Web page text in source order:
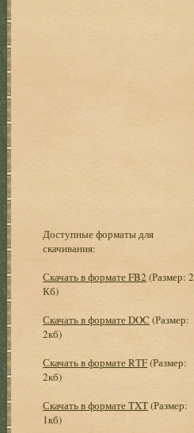
Доступные форматы для
скачивания:
Скачать в формате FB2 (Размер: 2
Кб)
Скачать в формате DOC (Размер:
2кб)
Скачать в формате RTF(Размер:
2кб)
Скачать в формате TXT(Размер:
1кб)